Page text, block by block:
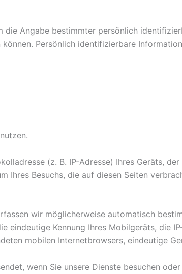
die Angabe bestimmter persönlich
Persönlich identifizierbare
(z. B. IP-Adresse) Ihres Geräts,
Ihres Besuchs, die auf diesen Seiten
wir möglicherweise automatisch
eindeutige Kennung Ihres Mobilgeräts, die
mobilen Internetbrowsers, eindeutige
wenn Sie unsere Dienste besuchen